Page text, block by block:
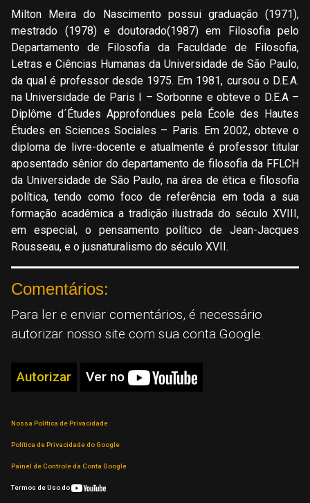
Milton Meira do Nascimento possui graduação (1971),
mestrado (1978) e doutorado(1987) em Filosofia pelo
Departamento de Filosofia da Faculdade de Filosofia,
Letras e Ciências Humanas da Universidade de São Paulo,
da qual é professor desde 1975. Em 1981, cursou o D.E.A.
na Universidade de Paris I – Sorbonne e obteve o D.E.A –
Diplôme d´Études Approfondues pela École des Hautes
Études en Sciences Sociales – Paris. Em 2002, obteve o
diploma de livre-docente e atualmente é professor titular
aposentado sênior do departamento de filosofia da FFLCH
da Universidade de São Paulo, na área de ética e filosofia
política, tendo como foco de referência em toda a sua
formação acadêmica a tradição ilustrada do século XVIII,
em especial, o pensamento político de Jean-Jacques
Rousseau, e o jusnaturalismo do século XVII.
Comentários:
Para ler e enviar comentários, é necessário
autorizar nosso site com sua conta Google.
Autorizar Ver no
Nossa Política de Privacidade
Política de Privacidade do Google
Painel de Controle da Conta Google
Termos de Uso do